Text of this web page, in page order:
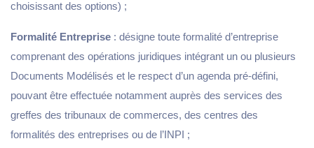
choisissant des options) ;
Formalité Entreprise : désigne toute formalité d’entreprise
comprenant des opérations juridiques intégrant un ou plusieurs
Documents Modélisés et le respect d’un agenda pré-défini,
pouvant être effectuée notamment auprès des services des
greffes des tribunaux de commerces, des centres des
formalités des entreprises ou de l’INPI ;